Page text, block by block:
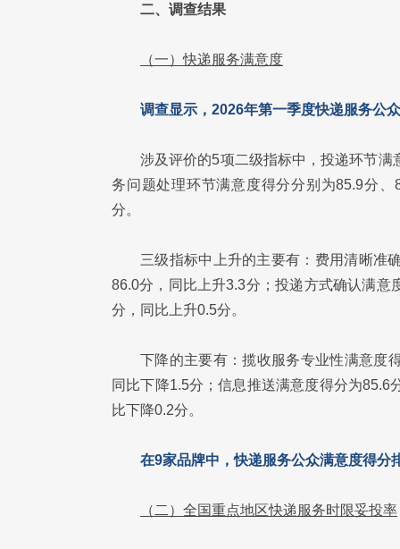
二、调查结果
（一）快递服务满意度
调查显示，2026年第一季度快递服务公
涉及评价的5项二级指标中，投递环节
务问题处理环节满意度得分分别为85.9分
分。
三级指标中上升的主要有：费用清晰准
86.0分，同比上升3.3分；投递方式确认满意
分，同比上升0.5分。
下降的主要有：揽收服务专业性满意度
同比下降1.5分；信息推送满意度得分为
比下降0.2分。
在9家品牌中，快递服务公众满意度得分
（二）全国重点地区快递服务时限妥投率